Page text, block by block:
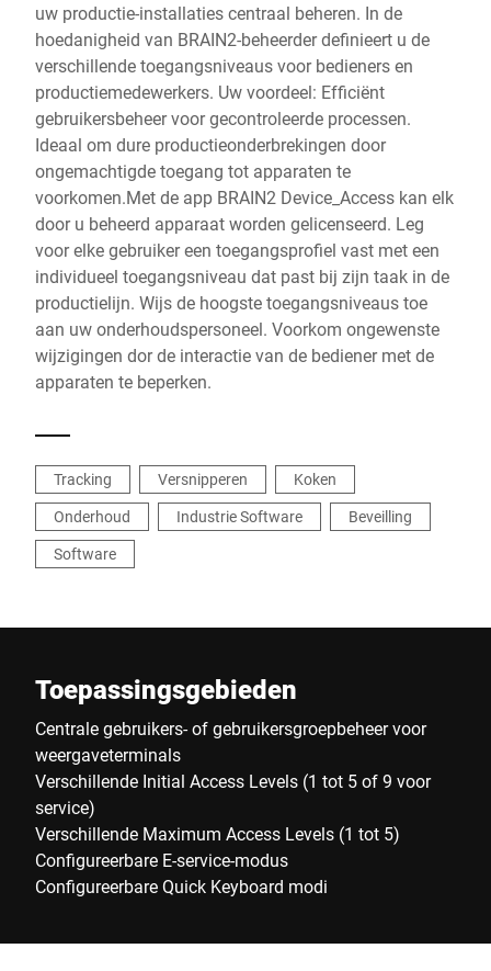
uw productie-installaties centraal beheren. In de
hoedanigheid van BRAIN2-beheerder definieert u de
verschillende toegangsniveaus voor bedieners en
productiemedewerkers. Uw voordeel: Efficiënt
gebruikersbeheer voor gecontroleerde processen.
Ideaal om dure productieonderbrekingen door
ongemachtigde toegang tot apparaten te
voorkomen.Met de app BRAIN2 Device_Access kan elk
door u beheerd apparaat worden gelicenseerd. Leg
voor elke gebruiker een toegangsprofiel vast met een
individueel toegangsniveau dat past bij zijn taak in de
productielijn. Wijs de hoogste toegangsniveaus toe
aan uw onderhoudspersoneel. Voorkom ongewenste
wijzigingen dor de interactie van de bediener met de
apparaten te beperken.
Tracking Versnipperen
Koken
Onderhoud
Industrie Software
Beveilling
Software
Toepassingsgebieden
Centrale gebruikers- of gebruikersgroepbeheer voor
weergaveterminals
Verschillende Initial Access Levels (1 tot 5 of 9 voor
service)
Verschillende Maximum Access Levels (1 tot 5)
Configureerbare E-service-modus
Configureerbare Quick Keyboard modi